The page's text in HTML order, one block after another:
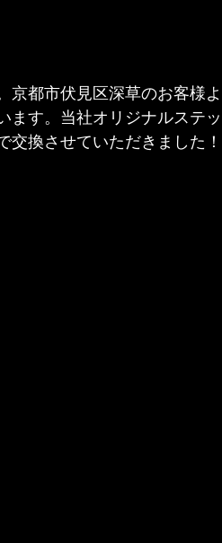
京都市伏見区深草のお客様
ます。当社オリジナルステ
交換させていただきました！